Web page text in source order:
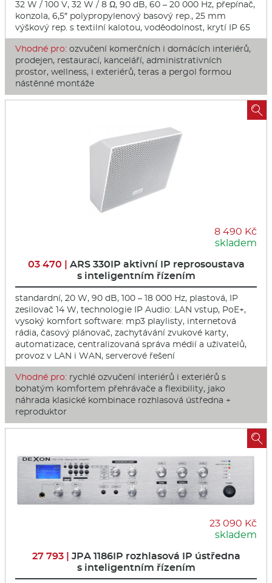
32 W / 100 V, 32 W / 8 Ω, 90 dB, 60 – 20 000 Hz, přepínač,
konzola, 6,5″ polypropylenový basový rep., 25 mm
výškový rep. s textilní kalotou, voděodolnost, krytí IP 65
Vhodné pro: ozvučení komerčních i domácích interiérů,
prodejen, restaurací, kanceláří, administrativních
prostor, wellness, i exteriérů, teras a pergol formou
nástěnné montáže
8 490 Kč
skladem
03 470 | ARS 330IP aktivní IP reprosoustava
s inteligentním řízením
standardní, 20 W, 90 dB, 100 – 18 000 Hz, plastová, IP
zesilovač 14 W, technologie IP Audio: LAN vstup, PoE+,
vysoký komfort software: mp3 playlisty, internetová
rádia, časový plánovač, zachytávání zvukové karty,
automatizace, centralizovaná správa médií a uživatelů,
provoz v LAN i WAN, serverové řešení
Vhodné pro: rychlé ozvučení interiérů i exteriérů s
bohatým komfortem přehrávače a flexibility, jako
náhrada klasické kombinace rozhlasová ústředna +
reproduktor

23 090 Kč
skladem
27 793 | JPA 1186IP rozhlasová IP ústředna
s inteligentním řízením
